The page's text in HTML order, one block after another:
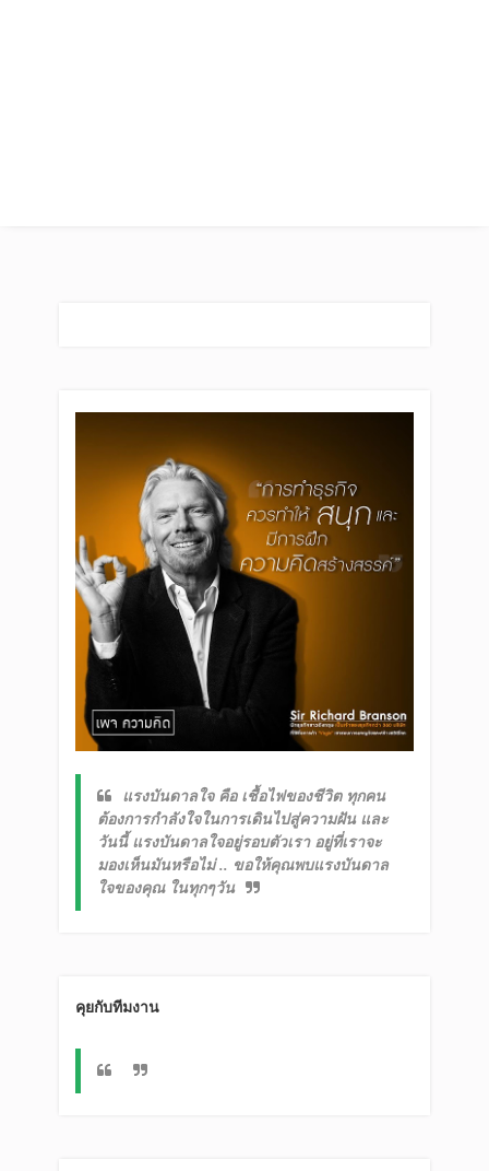
แรงบันดาลใจ คือ เชื้อไฟของชีวิต ทุกคน
ต้องการกำลังใจในการเดินไปสู่ความฝัน และ
วันนี้ แรงบันดาลใจอยู่รอบตัวเรา อยู่ที่เราจะ
มองเห็นมันหรือไม่.. ขอให้คุณพบแรงบันดาล
ใจของคุณ ในทุกๆวัน
คุยกับทีมงาน